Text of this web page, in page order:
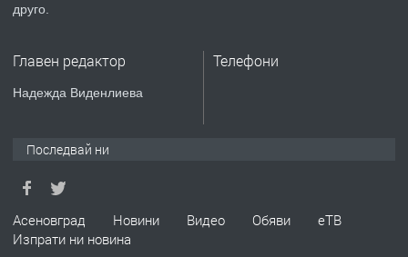
ремонт на покриви
ПРЕДЛАГА
друго.
Главен редактор
Надежда Виденлиева
Телефони
Последвай ни
Асеновград Новини Видео Обяви
еТВ
Изпрати ни новина